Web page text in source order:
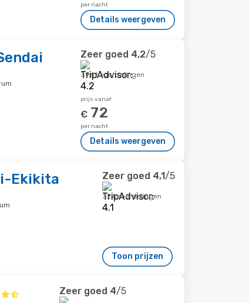
per nacht
Details weergeven
Zeer goed 4,2/5
396 beoordelingen
prijs vanaf
€ 72
per nacht
Details weergeven
Ekikita Zeer goed 4,1/5
32 beoordelingen
Toon prijzen
Zeer goed 4/5